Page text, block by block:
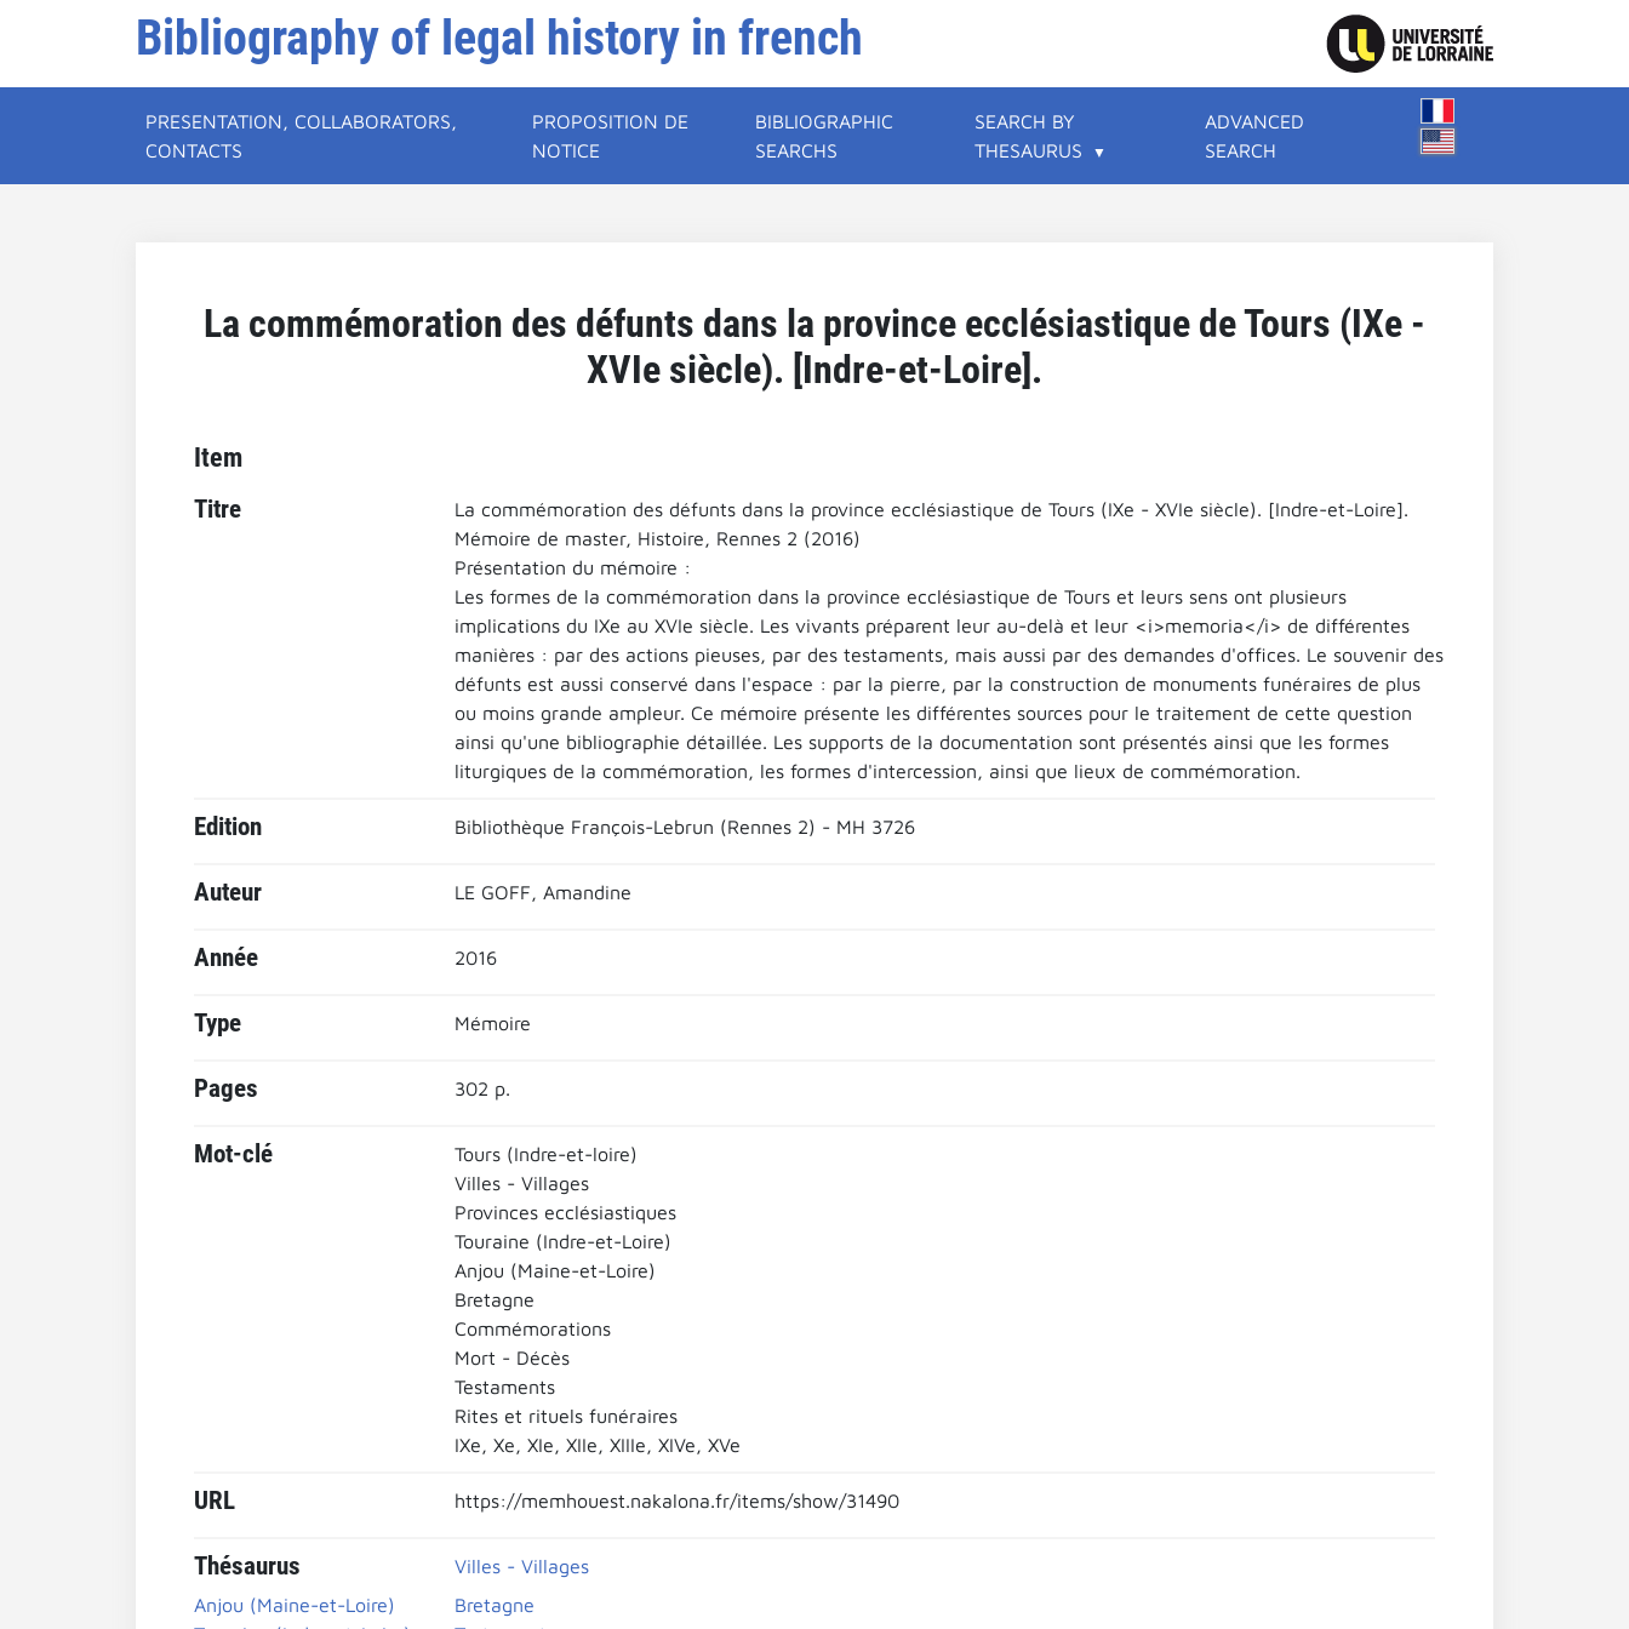
Bibliography of legal history in french
PRESENTATION, COLLABORATORS,
CONTACTS
PROPOSITION DE
NOTICE
BIBLIOGRAPHIC
SEARCHS
SEARCH BY
THESAURUS
ADVANCED
SEARCH
La commémoration des défunts dans la province ecclésiastique de Tours (IXe -
XVIe siècle). [Indre-et-Loire].
Item
Titre
La commémoration des défunts dans la province ecclésiastique de Tours (IXe - XVIe siècle). [Indre-et-Loire].
Mémoire de master, Histoire, Rennes 2 (2016)
Présentation du mémoire :
Les formes de la commémoration dans la province ecclésiastique de Tours et leurs sens ont plusieurs
implications du IXe au XVIe siècle. Les vivants préparent leur au-delà et leur <i>memoria</i> de différentes
manières : par des actions pieuses, par des testaments, mais aussi par des demandes d'offices. Le souvenir des
défunts est aussi conservé dans l'espace : par la pierre, par la construction de monuments funéraires de plus
ou moins grande ampleur. Ce mémoire présente les différentes sources pour le traitement de cette question
ainsi qu'une bibliographie détaillée. Les supports de la documentation sont présentés ainsi que les formes
liturgiques de la commémoration, les formes d'intercession, ainsi que lieux de commémoration.
Edition Bibliothèque François-Lebrun (Rennes 2) - MH 3726
Auteur LE GOFF, Amandine
Année 2016
Type Mémoire
Pages 302 p.
Mot-clé
Tours (Indre-et-loire)
Villes - Villages
Provinces ecclésiastiques
Touraine (Indre-et-Loire)
Anjou (Maine-et-Loire)
Bretagne
Commémorations
Mort - Décès
Testaments
Rites et rituels funéraires
IXe, Xe, XIe, XIIe, XIIIe, XIVe, XVe
URL https://memhouest.nakalona.fr/items/show/31490
Thésaurus
Villes - Villages
Anjou (Maine-et-Loire)
Bretagne